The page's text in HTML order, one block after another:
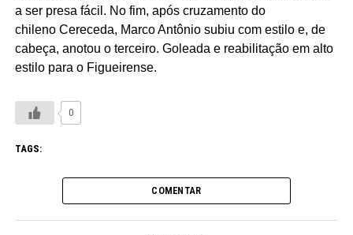
a ser presa fácil. No fim, após cruzamento do
chileno Cereceda, Marco Antônio subiu com estilo e, de
cabeça, anotou o terceiro. Goleada e reabilitação em alto
estilo para o Figueirense.
0
TAGS:
COMENTAR